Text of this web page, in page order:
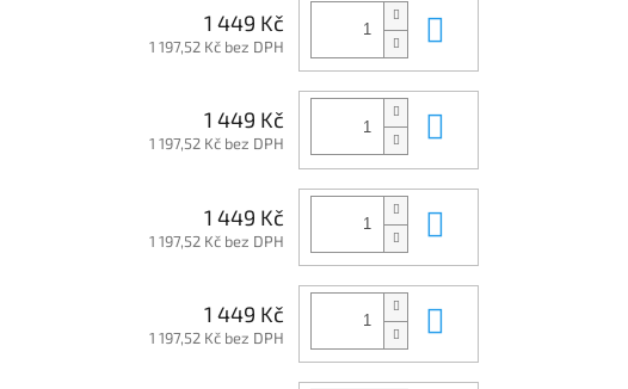
1 449 Kč
1 197,52 Kč bez DPH
1 449 Kč
1 197,52 Kč bez DPH
1 449 Kč
1 197,52 Kč bez DPH
1 449 Kč
1 197,52 Kč bez DPH